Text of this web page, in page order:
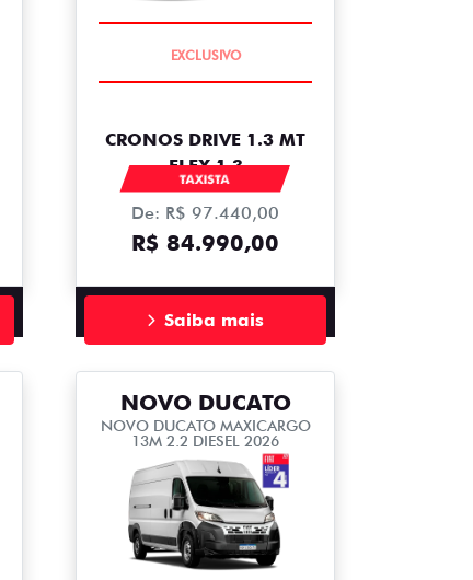
CRONOS DRIVE 1.3 MT
FLEX 1.3
TAXISTA
De: R$ 97.440,00
R$ 84.990,00
Saiba mais
NOVO DUCATO
NOVO DUCATO MAXICARGO
13M 2.2 DIESEL 2026